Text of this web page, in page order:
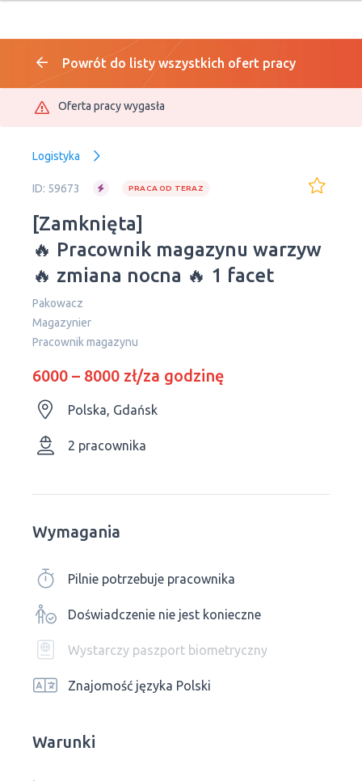
Powrót do listy wszystkich ofert pracy
Oferta pracy wygasła
Logistyka
ID: 59673 PRACA OD TERAZ
[Zamknięta]
🔥 Pracownik magazynu warzyw
🔥 zmiana nocna 🔥 1 facet
Pakowacz
Magazynier
Рracownik magazynu
6000 – 8000 zł/za godzinę
Polska, Gdańsk
2 pracownika
Wymagania
Pilnie potrzebuje pracownika
Doświadczenie nie jest konieczne
Wystarczy paszport biometryczny
Znajomość języka Polski
Warunki